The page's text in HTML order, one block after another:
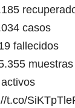
casos
fallecidos
t.co/